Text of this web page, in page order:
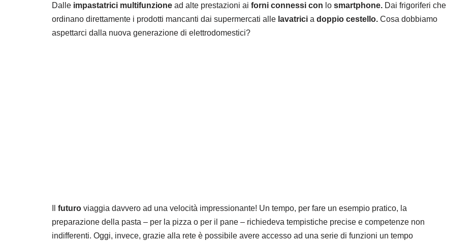
Dalle impastatrici multifunzione ad alte prestazioni ai forni connessi con lo smartphone. Dai frigoriferi che
ordinano direttamente i prodotti mancanti dai supermercati alle lavatrici a doppio cestello. Cosa dobbiamo
aspettarci dalla nuova generazione di elettrodomestici?
futuro viaggia davvero ad una velocità impressionante! Un tempo, per fare un esempio pratico, la
preparazione della pasta – per la pizza o per il pane – richiedeva tempistiche precise e competenze non
indifferenti. Oggi, invece, grazie alla rete è possibile avere accesso ad una serie di funzioni un tempo